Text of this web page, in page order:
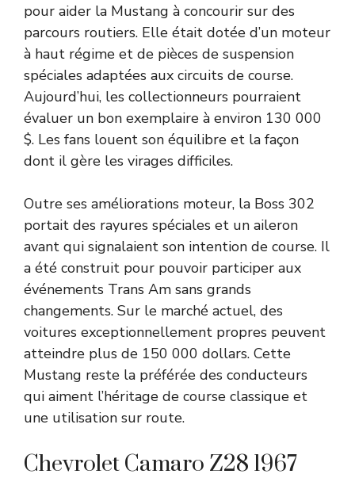
pour aider la Mustang à concourir sur des
parcours routiers. Elle était dotée d’un moteur
à haut régime et de pièces de suspension
spéciales adaptées aux circuits de course.
Aujourd’hui, les collectionneurs pourraient
évaluer un bon exemplaire à environ 130 000
$. Les fans louent son équilibre et la façon
dont il gère les virages difficiles.
Outre ses améliorations moteur, la Boss 302
portait des rayures spéciales et un aileron
avant qui signalaient son intention de course. Il
a été construit pour pouvoir participer aux
événements Trans Am sans grands
changements. Sur le marché actuel, des
voitures exceptionnellement propres peuvent
atteindre plus de 150 000 dollars. Cette
Mustang reste la préférée des conducteurs
qui aiment l’héritage de course classique et
une utilisation sur route.
Chevrolet Camaro Z28 1967